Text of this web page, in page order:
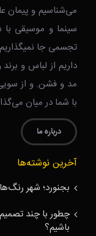
می‌شناسیم و پیمان
سینما و موسیقی با
تجسمی جا
داریم از لباس و
مد و فشن. و از
با شما در میان
درباره ما
آخرین نوشته‌ها
بجنورد؛ شهر
چطور با چند
باشیم؟